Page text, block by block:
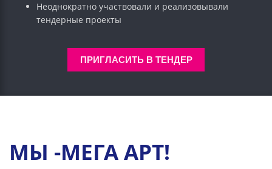
Неоднократно участвовали и реализовывали
тендерные проекты
ПРИГЛАСИТЬ В ТЕНДЕР
МЫ -МЕГА АРТ!